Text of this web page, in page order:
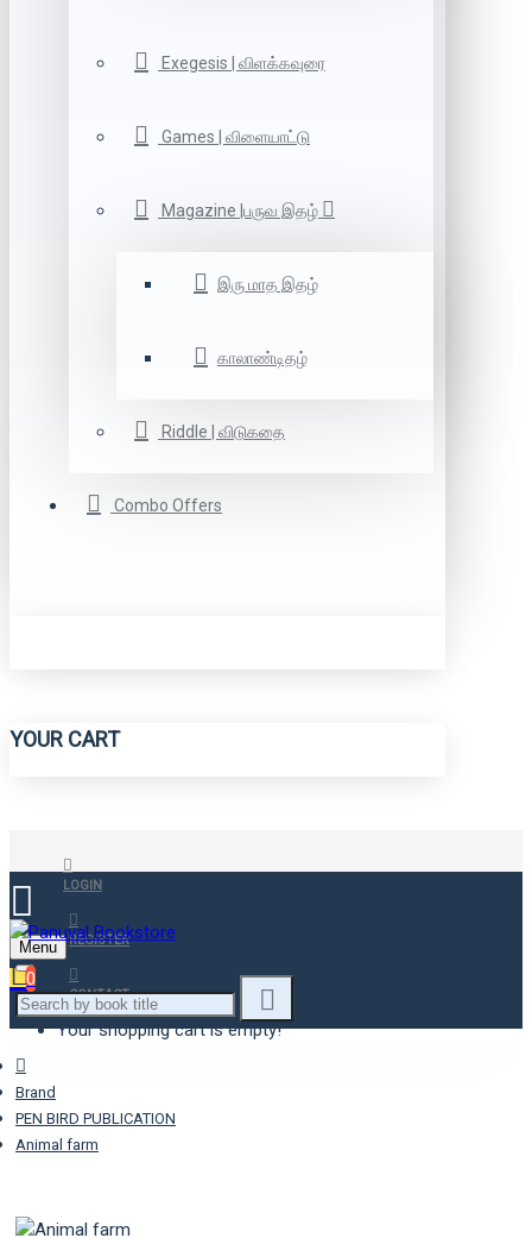
Exegesis | விளக்கவுரை
Games | விளையாட்டு
Magazine |பருவ இதழ்
இரு மாத இதழ்
காலாண்டிதழ்
Riddle | விடுகதை
Combo Offers
YOUR CART
LOGIN
REGISTER
CONTACT
Menu
0
Your shopping cart is empty!
Brand
PEN BIRD PUBLICATION
Animal farm